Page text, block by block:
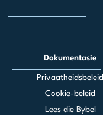
Dokumentasie
Privaatheidsbeleid
Cookie-beleid
Lees die Bybel